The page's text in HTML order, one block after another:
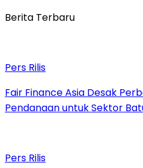
Berita Terbaru
Pers Rilis
Fair Finance Asia Desak
Pendanaan untuk Sektor
Pers Rilis